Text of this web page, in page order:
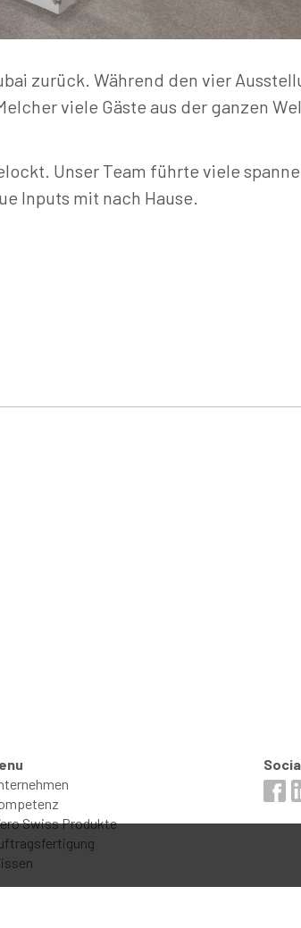
zurück. Während den vier
viele Gäste aus der ganzen
Unser Team führte viele
Inputs mit nach Hause.
Swiss Produkte